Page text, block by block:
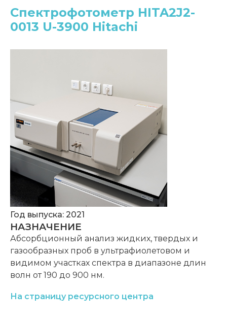
Спектрофотометр HITA2J2-
0013 U-3900 Hitachi
Год выпуска: 2021
НАЗНАЧЕНИЕ
Абсорбционный анализ жидких, твердых и
газообразных проб в ультрафиолетовом и
видимом участках спектра в диапазоне длин
волн от 190 до 900 нм.
На страницу ресурсного центра